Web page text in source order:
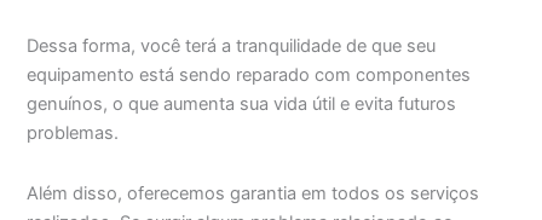
Dessa forma, você terá a tranquilidade de que seu
equipamento está sendo reparado com componentes
genuínos, o que aumenta sua vida útil e evita futuros
problemas.
Além disso, oferecemos garantia em todos os serviços